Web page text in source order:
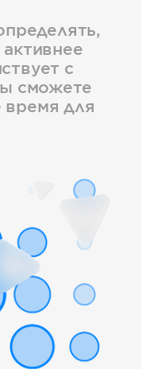
активнее
с
сможете
для